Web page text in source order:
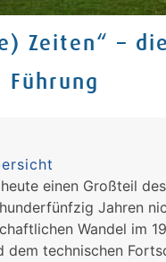
Zeiten“ – die
Führung
einen Großteil
Jahren
Wandel im
dem technischen